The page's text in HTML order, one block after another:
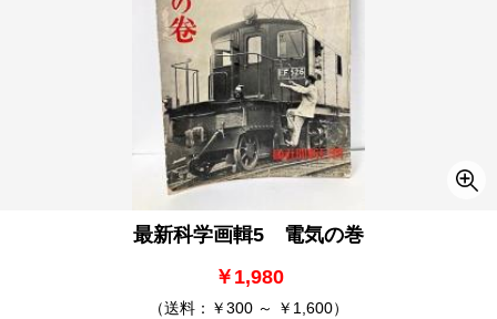
最新科学画輯5 電気の巻
￥1,980
（送料：￥300 ～ ￥1,600）